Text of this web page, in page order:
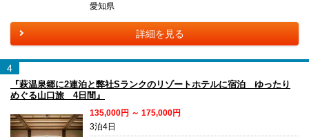
愛知県
詳細を見る
4
『萩温泉郷に2連泊と弊社Sランクのリゾートホテルに宿泊 ゆったり
めぐる山口旅 4日間』
135,000円 ～ 175,000円
3泊4日